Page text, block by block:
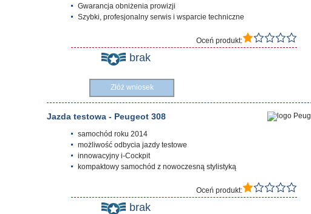
Gwarancja obniżenia prowizji
Szybki, profesjonalny serwis i wsparcie techniczne
Oceń produkt:
brak
Złóż wniosek
Jazda testowa - Peugeot 308
samochód roku 2014
możliwość odbycia jazdy testowe
innowacyjny i-Cockpit
kompaktowy samochód z nowoczesną stylistyką
Oceń produkt:
brak